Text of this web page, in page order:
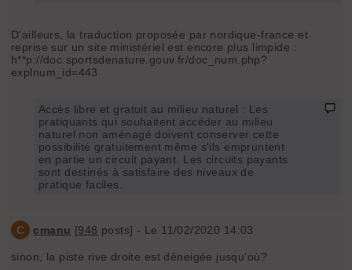
D'ailleurs, la traduction proposée par nordique-france et
reprise sur un site ministériel est encore plus limpide :
h**p://doc.sportsdenature.gouv.fr/doc_num.php?
explnum_id=443
Accès libre et gratuit au milieu naturel : Les
pratiquants qui souhaitent accéder au milieu
naturel non aménagé doivent conserver cette
possibilité gratuitement même s'ils empruntent
en partie un circuit payant. Les circuits payants
sont destinés à satisfaire des niveaux de
pratique faciles.
C cmanu [948 posts] - Le 11/02/2020 14:03
sinon, la piste rive droite est déneigée jusqu'où?